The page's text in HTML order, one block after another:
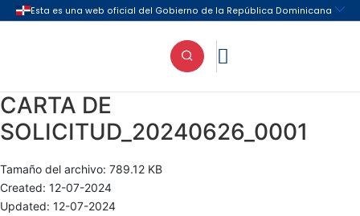

CARTA DE
SOLICITUD_20240626_0001
Tamaño del archivo: 789.12 KB
Created: 12-07-2024
Updated: 12-07-2024